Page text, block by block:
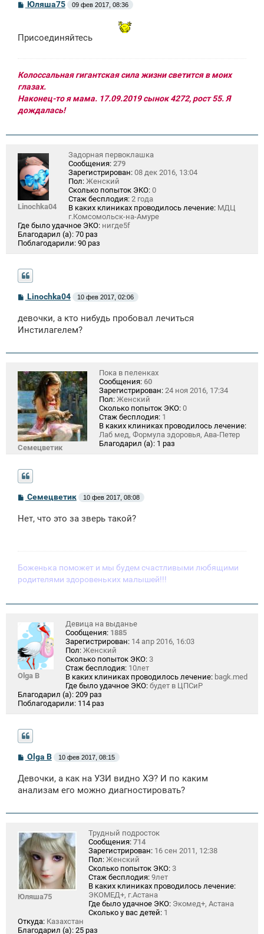
С
щ
е
Юляша75 09 фев 2017, 08:36
Присоединяйтесь
Колоссальная гигантская сила жизни светится в моих
глазах.
Наконец-то я мама. 17.09.2019 сынок 4272, рост 55. Я
дождалась!
Linochka04
Задорная первоклашка
Сообщения: 279
Зарегистрирован: 08 дек 2016, 13:04
Пол: Женский
Сколько попыток ЭКО: 0
Стаж бесплодия: 2 года
В каких клиниках проводилось лечение: МДЦ
г.Комсомольск-на-Амуре
Где было удачное ЭКО: нигде5f
Благодарил (а): 70 раз
Поблагодарили: 90 раз
С
б
щ
и
Linochka04 10 фев 2017, 02:06
девочки, а кто нибудь пробовал лечиться
Инстилагелем?
Семецветик
Пока в пеленках
Сообщения: 60
Зарегистрирован: 24 ноя 2016, 17:34
Пол: Женский
Сколько попыток ЭКО: 0
Стаж бесплодия: 1
В каких клиниках проводилось лечение:
Лаб мед, Формула здоровья, Ава-Петер
Благодарил (а): 1 раз
С
б
Семецветик 10 фев 2017, 08:08
Нет, что это за зверь такой?
Боженька поможет и мы будем счастливыми любящими
родителями здоровеньких малышей!!!
Olga B
Девица на выданье
Сообщения: 1885
Зарегистрирован: 14 апр 2016, 16:03
Пол: Женский
Сколько попыток ЭКО: 3
Стаж бесплодия: 10лет
В каких клиниках проводилось лечение: bagk.med
Где было удачное ЭКО: будет в ЦПСиР
Благодарил (а): 209 раз
Поблагодарили: 114 раз
С
б
щ
и
Olga B 10 фев 2017, 08:15
Девочки, а как на УЗИ видно ХЭ? И по каким
анализам его можно диагностировать?
Юляша75
Трудный подросток
Сообщения: 714
Зарегистрирован: 16 сен 2011, 12:38
Пол: Женский
Сколько попыток ЭКО: 3
Стаж бесплодия: 9лет
В каких клиниках проводилось лечение:
ЭКОМЕД+, г.Астана
Где было удачное ЭКО: Экомед+, Астана
Сколько у вас детей: 1
Откуда: Казахстан
Благодарил (а): 25 раз